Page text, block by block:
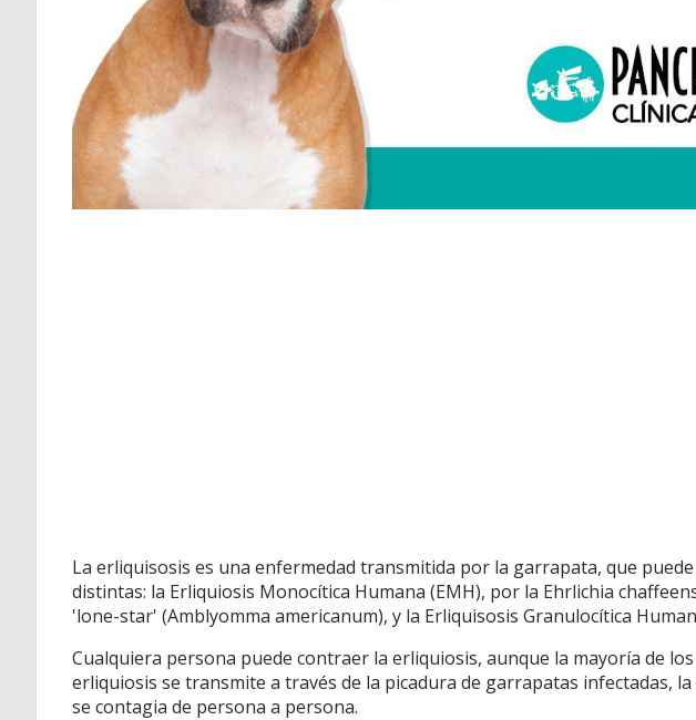
La erliquisosis es una enfermedad transmitida por la garrapata, que
distintas: la Erliquiosis Monocítica Humana (EMH), por la Ehrlichia
'lone-star' (Amblyomma americanum), y la Erliquisosis Granulocítica
Cualquiera persona puede contraer la erliquiosis, aunque la mayoría de
erliquiosis se transmite a través de la picadura de garrapatas infectadas,
se contagia de persona a persona.